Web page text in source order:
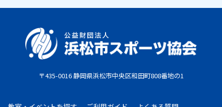
〒435-0016 静岡県浜松市中央区和田町808番地の1